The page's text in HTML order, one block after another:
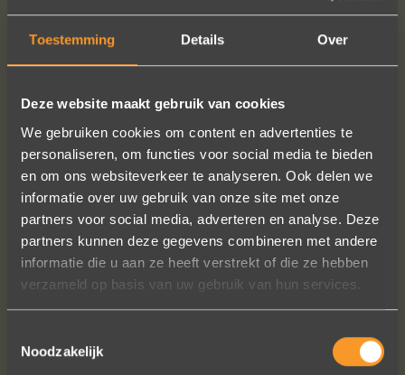
Toestemming Details Over
Deze website maakt gebruik van cookies
We gebruiken cookies om content en advertenties te
personaliseren, om functies voor social media te bieden
en om ons websiteverkeer te analyseren. Ook delen we
informatie over uw gebruik van onze site met onze
partners voor social media, adverteren en analyse. Deze
partners kunnen deze gegevens combineren met andere
informatie die u aan ze heeft verstrekt of die ze hebben
verzameld op basis van uw gebruik van hun services.
Noodzakelijk
MEER INFO BESTELLEN?
VOLG ONS OP SOCIALE MEDIA
professioneel team, persoonlijk en